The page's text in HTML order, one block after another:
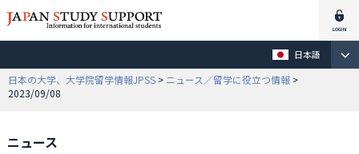
日本語
日本の大学、大学院留学情報JPSS > ニュース／留学に役立つ情報 >
2023/09/08
ニュース